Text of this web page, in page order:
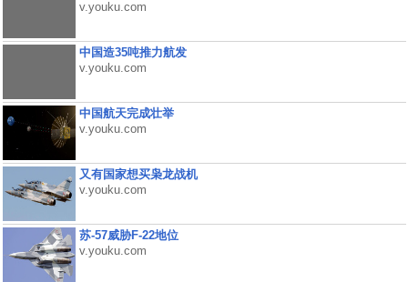
v.youku.com
中国造35吨推力航发
v.youku.com
中国航天完成壮举
v.youku.com
又有国家想买枭龙战机
v.youku.com
苏-57威胁F-22地位
v.youku.com